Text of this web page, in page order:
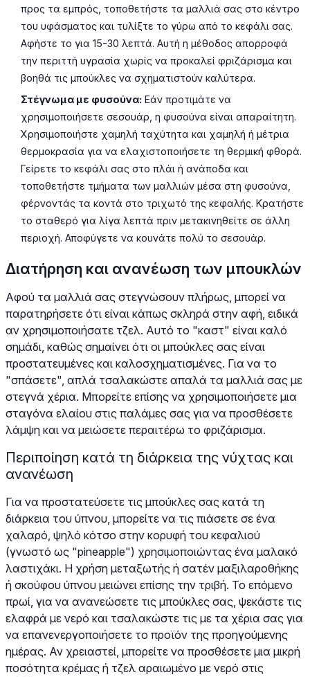
προς τα εμπρός, τοποθετήστε τα μαλλιά σας στο κέντρο
του υφάσματος και τυλίξτε το γύρω από το κεφάλι σας.
Αφήστε το για 15-30 λεπτά. Αυτή η μέθοδος απορροφά
την περιττή υγρασία χωρίς να προκαλεί φριζάρισμα και
βοηθά τις μπούκλες να σχηματιστούν καλύτερα.
Στέγνωμα με φυσούνα: Εάν προτιμάτε να
χρησιμοποιήσετε σεσουάρ, η φυσούνα είναι απαραίτητη.
Χρησιμοποιήστε χαμηλή ταχύτητα και χαμηλή ή μέτρια
θερμοκρασία για να ελαχιστοποιήσετε τη θερμική φθορά.
Γείρετε το κεφάλι σας στο πλάι ή ανάποδα και
τοποθετήστε τμήματα των μαλλιών μέσα στη φυσούνα,
φέρνοντάς τα κοντά στο τριχωτό της κεφαλής. Κρατήστε
το σταθερό για λίγα λεπτά πριν μετακινηθείτε σε άλλη
περιοχή. Αποφύγετε να κουνάτε πολύ το σεσουάρ.
Διατήρηση και ανανέωση των μπουκλών
Αφού τα μαλλιά σας στεγνώσουν πλήρως, μπορεί να
παρατηρήσετε ότι είναι κάπως σκληρά στην αφή, ειδικά
αν χρησιμοποιήσατε τζελ. Αυτό το "καστ" είναι καλό
σημάδι, καθώς σημαίνει ότι οι μπούκλες σας είναι
προστατευμένες και καλοσχηματισμένες. Για να το
"σπάσετε", απλά τσαλακώστε απαλά τα μαλλιά σας με
στεγνά χέρια. Μπορείτε επίσης να χρησιμοποιήσετε μια
σταγόνα ελαίου στις παλάμες σας για να προσθέσετε
λάμψη και να μειώσετε περαιτέρω το φριζάρισμα.
Περιποίηση κατά τη διάρκεια της νύχτας και
ανανέωση
Για να προστατεύσετε τις μπούκλες σας κατά τη
διάρκεια του ύπνου, μπορείτε να τις πιάσετε σε ένα
χαλαρό, ψηλό κότσο στην κορυφή του κεφαλιού
(γνωστό ως "pineapple") χρησιμοποιώντας ένα μαλακό
λαστιχάκι. Η χρήση μεταξωτής ή σατέν μαξιλαροθήκης
ή σκούφου ύπνου μειώνει επίσης την τριβή. Το επόμενο
πρωί, για να ανανεώσετε τις μπούκλες σας, ψεκάστε τις
ελαφρά με νερό και τσαλακώστε τις με τα χέρια σας για
να επανενεργοποιήσετε το προϊόν της προηγούμενης
ημέρας. Αν χρειαστεί, μπορείτε να προσθέσετε μια μικρή
ποσότητα κρέμας ή τζελ αραιωμένο με νερό στις